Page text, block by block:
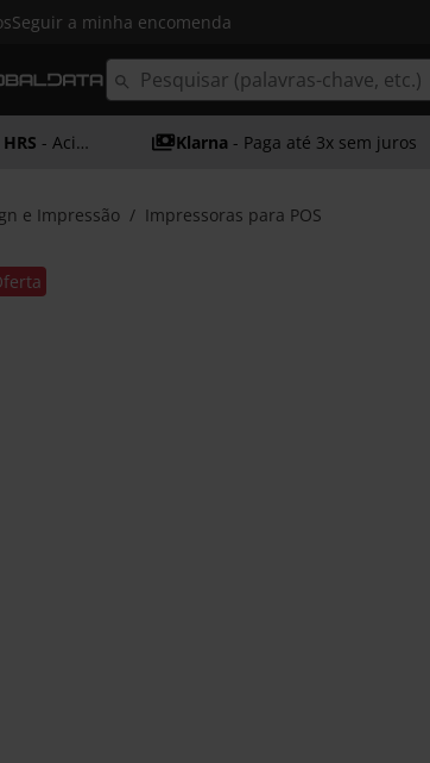
Seguir a minha encomenda
- Acima dos 50€ Klarna - Paga até 3x sem juros
e Impressão Impressoras para POS